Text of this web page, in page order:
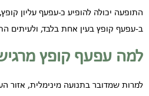
התופעה יכולה להופיע כ-עפעף עליון קופץ,
ב-עפעף קופץ בעין אחת בלבד, ולעיתים
למה עפעף קופץ
למרות שמדובר בתנועה מינימלית, אזור